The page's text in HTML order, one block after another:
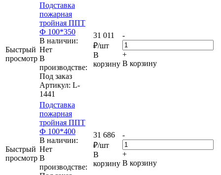
Быстрый
просмотр
Подставка
пожарная
тройная ППТ
Ф 100*350
В наличии:
Нет
В
производстве:
Под заказ
Артикул: L-
1441
31 011
₽/шт
В
корзину
-
+
В корзину
Быстрый
просмотр
Подставка
пожарная
тройная ППТ
Ф 100*400
В наличии:
Нет
В
производстве:
31 686
₽/шт
В
корзину
-
+
В корзину